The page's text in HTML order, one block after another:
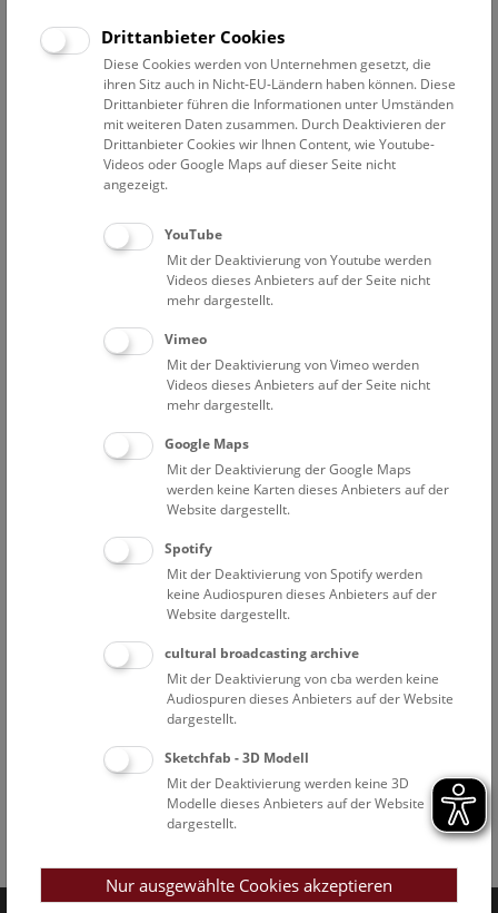
Filter zurücksetzen
26. August 2019
Bisher keine Ergebnisse. Dienstags ist das NHM Wien
in der Regel geschlossen. Ausnahmen finden sie
Eine Nacht im Museum
Drittanbieter Cookies
Diese Cookies werden von Unternehmen gesetzt, die
ihren Sitz auch in Nicht-EU-Ländern haben können. Diese
Drittanbieter führen die Informationen unter Umständen
mit weiteren Daten zusammen. Durch Deaktivieren der
Drittanbieter Cookies wir Ihnen Content, wie Youtube-
Videos oder Google Maps auf dieser Seite nicht
angezeigt.
YouTube
Mit der Deaktivierung von Youtube werden
Videos dieses Anbieters auf der Seite nicht
mehr dargestellt.
Vimeo
Mit der Deaktivierung von Vimeo werden
Videos dieses Anbieters auf der Seite nicht
mehr dargestellt.
Google Maps
Mit der Deaktivierung der Google Maps
werden keine Karten dieses Anbieters auf der
Website dargestellt.
Spotify
Mit der Deaktivierung von Spotify werden
keine Audiospuren dieses Anbieters auf der
Website dargestellt.
cultural broadcasting archive
Mit der Deaktivierung von cba werden keine
Audiospuren dieses Anbieters auf der Website
dargestellt.
Sketchfab - 3D Modell
Mit der Deaktivierung werden keine 3D
Modelle dieses Anbieters auf der Website
dargestellt.
Nur ausgewählte Cookies akzeptieren